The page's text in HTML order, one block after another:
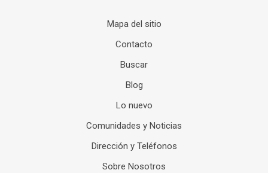
Mapa del sitio
Contacto
Buscar
Blog
Lo nuevo
Comunidades y Noticias
Dirección y Teléfonos
Sobre Nosotros